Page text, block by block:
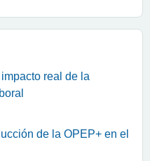
real de la
de la OPEP+ en el